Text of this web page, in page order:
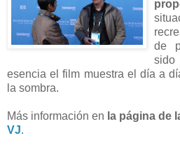
de
esencia el film muestra el día a
la sombra.
Más información en la página de
VJ.